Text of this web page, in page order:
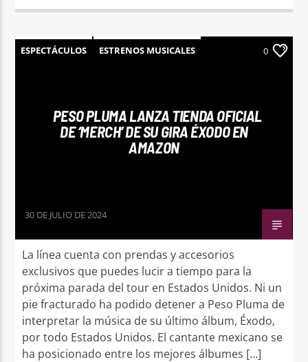
ESPECTÁCULOS
ESTRENOS MUSICALES
0
PESO PLUMA LANZA TIENDA OFICIAL
DE ‘MERCH’ DE SU GIRA ÉXODO EN
AMAZON
30 DE JULIO DE 2024
La línea cuenta con prendas y accesorios
exclusivos que puedes lucir a tiempo para la
próxima parada del tour en Estados Unidos. Ni un
pie fracturado ha podido detener a Peso Pluma de
interpretar la música de su último álbum, Éxodo,
por todo Estados Unidos. El cantante mexicano se
ha posicionado entre los mejores álbumes […]